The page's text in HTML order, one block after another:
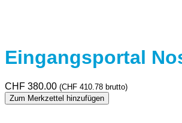
Eingangsportal
CHF 380.00 (CHF 410.78 brutto)
Zum Merkzettel hinzufügen